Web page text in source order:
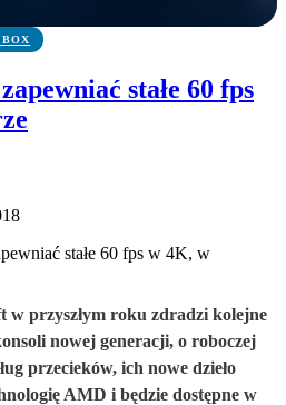
stałe 60 fps
w przyszłym roku zdradzi kolejne
nowej generacji, o roboczej
przecieków, ich nowe dzieło
AMD i będzie dostępne w